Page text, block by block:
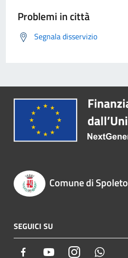
Problemi in città
Segnala disservizio
Comune di Spoleto
SEGUICI SU
Facebook YoutubeInstagram